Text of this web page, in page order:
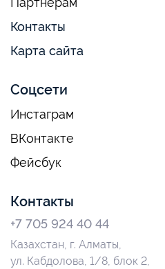
Контакты
Карта сайта
Соцсети
Инстаграм
ВКонтакте
Фейсбук
Контакты
+7 705 924 40 44
Казахстан, г. Алматы,
ул. Кабдолова, 1/8, блок 2,